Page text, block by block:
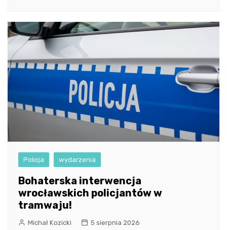
Policja wydarzenia
Bohaterska interwencja
wrocławskich policjantów w
tramwaju!
Michał Kozicki 5 sierpnia 2026